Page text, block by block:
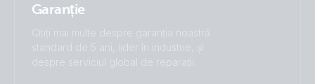
Garanție
Citiți mai multe despre garanția noastră
standard de 5 ani, lider în industrie, și
despre serviciul global de reparații.